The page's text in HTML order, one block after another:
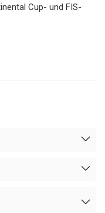
Cup- und FIS-